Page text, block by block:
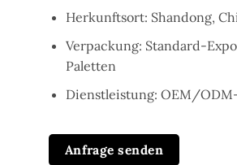
Herkunftsort: Shandong,
Verpackung: Standard-
Paletten
Dienstleistung: OEM/
Anfrage senden